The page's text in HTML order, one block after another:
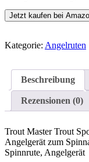
Jetzt kaufen bei
Kategorie: Angelruten
Beschreibung
Rezensionen (0)
Trout Master Trout
Angelgerät zum
Spinnrute, Angelgerät